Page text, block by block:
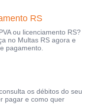
RS
ou licenciamento RS?
no Multas RS agora e
pagamento.
os débitos do seu
pagar e como quer